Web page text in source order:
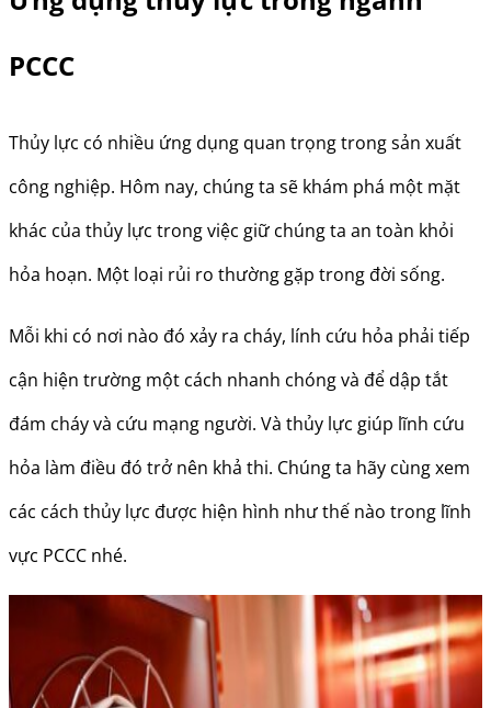
PCCC
Thủy lực có nhiều ứng dụng quan trọng trong sản xuất
công nghiệp. Hôm nay, chúng ta sẽ khám phá một mặt
khác của thủy lực trong việc giữ chúng ta an toàn khỏi
hỏa hoạn. Một loại rủi ro thường gặp trong đời sống.
Mỗi khi có nơi nào đó xảy ra cháy, lính cứu hỏa phải tiếp
cận hiện trường một cách nhanh chóng và để dập tắt
đám cháy và cứu mạng người. Và thủy lực giúp lĩnh cứu
hỏa làm điều đó trở nên khả thi. Chúng ta hãy cùng xem
các cách thủy lực được hiện hình như thế nào trong lĩnh
vực PCCC nhé.